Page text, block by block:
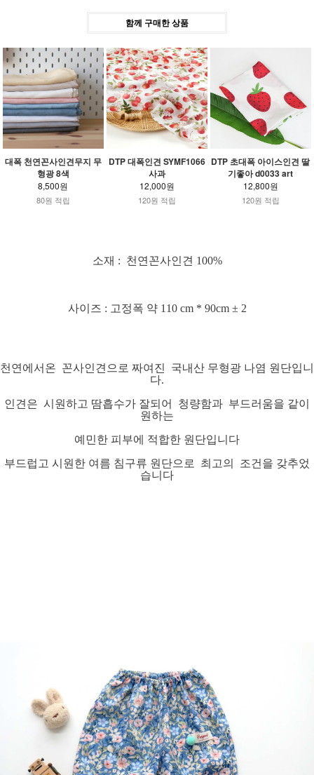
함께 구매한 상품
대폭 천연꼰사인견무지 무
형광 8색
8,500원
80원 적립
DTP 대폭인견 SYMF1066
사과
12,000원
120원 적립
DTP 초대폭 아이스인견 딸
기좋아 d0033 art
12,800원
120원 적립
소재 : 천연꼰사인견 100%
사이즈 : 고정폭 약 110 cm * 90cm ± 2
천연에서온 꼰사인견으로 짜여진 국내산 무형광 나염 원단입니
다.
인견은 시원하고 땀흡수가 잘되어 청량함과 부드러움을 같이
원하는
예민한 피부에 적합한 원단입니다
부드럽고 시원한 여름 침구류 원단으로 최고의 조건을 갖추었
습니다